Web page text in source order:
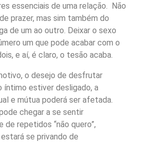
essenciais de uma relação. Não
prazer, mas sim também do
de um ao outro. Deixar o sexo
um que pode acabar com o
e aí, é claro, o tesão acaba.
o desejo de desfrutar
íntimo estiver desligado, a
e mútua poderá ser afetada.
chegar a se sentir
de repetidos “não quero”,
se privando de